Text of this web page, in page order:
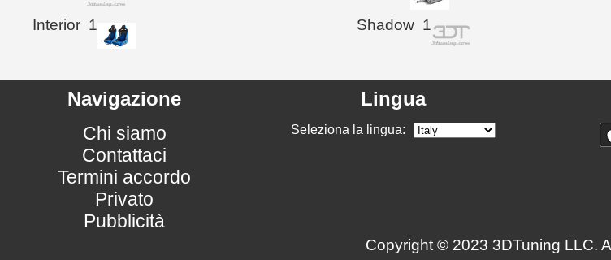
Interior 1 Shadow 1
Navigazione
Chi siamo
Contattaci
Termini accordo
Privato
Pubblicità
Lingua
Seleziona la lingua:
Copyright © 2023 3DTuning LLC.